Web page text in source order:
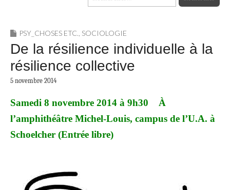
PSY_CHOSES ETC., SOCIOLOGIE
De la résilience individuelle à la
résilience collective
5 novembre 2014
Samedi 8 novembre 2014 à 9h30 À
l’amphithéâtre Michel-Louis, campus de l’U.A. à
Schoelcher (Entrée libre)